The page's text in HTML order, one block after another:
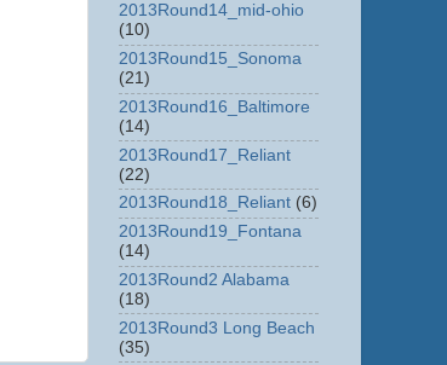
2013Round14_mid-ohio
(10)
2013Round15_Sonoma
(21)
2013Round16_Baltimore
(14)
2013Round17_Reliant
(22)
2013Round18_Reliant (6)
2013Round19_Fontana
(14)
2013Round2 Alabama
(18)
2013Round3 Long Beach
(35)